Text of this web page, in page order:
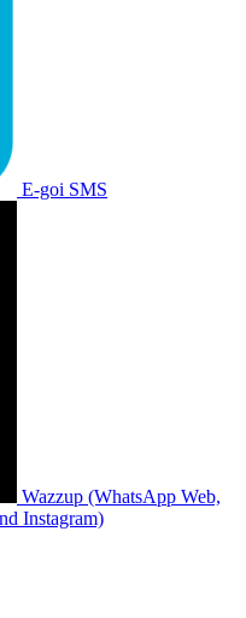
E-goi SMS
Wazzup (WhatsApp Web,
Instagram)